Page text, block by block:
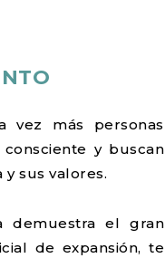
vez más personas
y buscan
sus valores.
demuestra el gran
de expansión, te